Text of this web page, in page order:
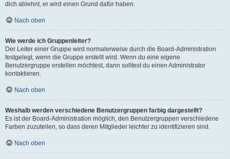
dich ablehnt, er wird einen Grund dafür haben.
Nach oben
Wie werde ich Gruppenleiter?
Der Leiter einer Gruppe wird normalerweise durch die Board-Administration
festgelegt, wenn die Gruppe erstellt wird. Wenn du eine eigene
Benutzergruppe erstellen möchtest, dann solltest du einen Administrator
kontaktieren.
Nach oben
Weshalb werden verschiedene Benutzergruppen farbig dargestellt?
Es ist der Board-Administration möglich, den Benutzergruppen verschiedene
Farben zuzuteilen, so dass deren Mitglieder leichter zu identifizieren sind.
Nach oben